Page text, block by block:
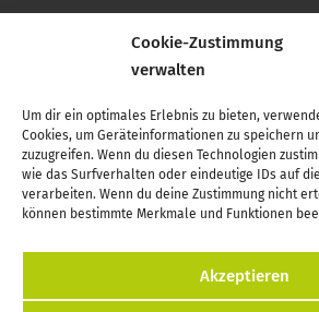
Cookie-Zustimmung
verwalten
Um dir ein optimales Erlebnis zu bieten,
Cookies, um Geräteinformationen zu speichern
zuzugreifen. Wenn du diesen Technologien
wie das Surfverhalten oder eindeutige IDs auf
verarbeiten. Wenn du deine Zustimmung nicht
können bestimmte Merkmale und Funktionen
Akzeptieren
Die Werkstatt befindet sich in der
03130 Spremberg
Wichtiges finden